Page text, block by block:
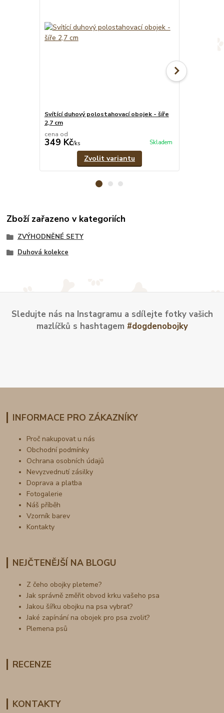
Svítící duhový polostahovací obojek - šíře
2,7 cm
cena od
349 Kč/ks Skladem
Zvolit variantu
Zboží zařazeno v kategoriích
ZVÝHODNĚNÉ SETY
Duhová kolekce
Sledujte nás na Instagramu a sdílejte fotky vašich
mazlíčků s hashtagem #dogdenobojky
INFORMACE PRO ZÁKAZNÍKY
Proč nakupovat u nás
Obchodní podmínky
Ochrana osobních údajů
Nevyzvednutí zásilky
Doprava a platba
Fotogalerie
Náš příběh
Vzorník barev
Kontakty
NEJČTENĚJŠÍ NA BLOGU
Z čeho obojky pleteme?
Jak správně změřit obvod krku vašeho psa
Jakou šířku obojku na psa vybrat?
Jaké zapínání na obojek pro psa zvolit?
Plemena psů
RECENZE
KONTAKTY